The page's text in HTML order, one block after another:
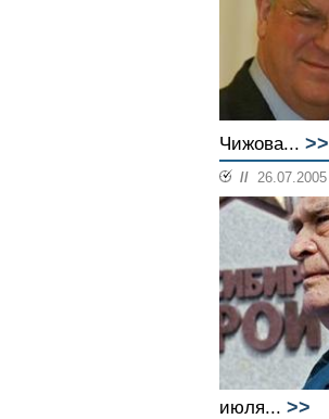
Чижова... >>
// 26.07.2005
июля... >>